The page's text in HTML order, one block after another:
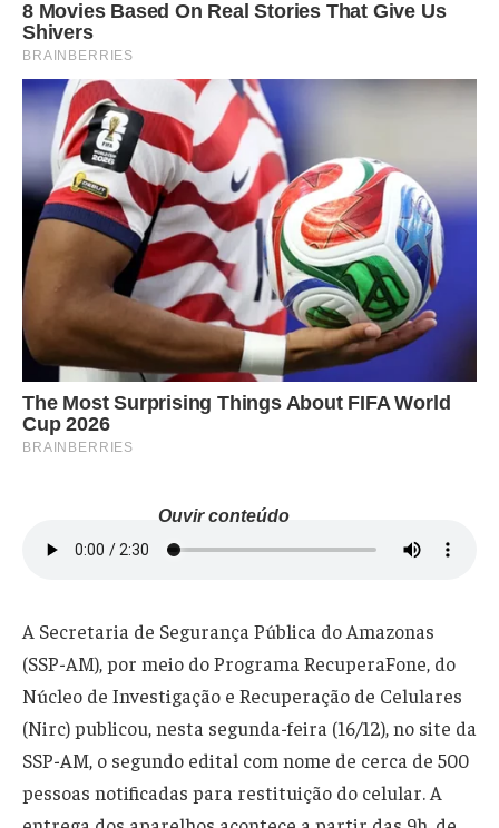
Ouvir conteúdo
A Secretaria de Segurança Pública do Amazonas
(SSP-AM), por meio do Programa RecuperaFone, do
Núcleo de Investigação e Recuperação de Celulares
(Nirc) publicou, nesta segunda-feira (16/12), no site da
SSP-AM, o segundo edital com nome de cerca de 500
pessoas notificadas para restituição do celular. A